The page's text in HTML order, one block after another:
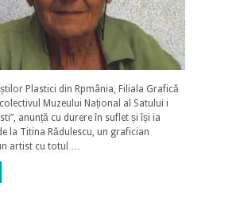
Plastici din Rpmânia, Filiala Grafică
Muzeului Național al Satului i
anunță cu durere în suflet și își ia
la Titina Rădulescu, un grafician
artist cu totul …